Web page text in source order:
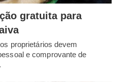
gratuita para
proprietários devem
e comprovante de